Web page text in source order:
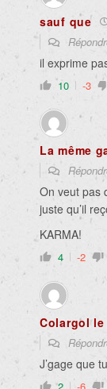
sauf que
il exprime
10 -3
La même
On veut pas
juste qu’il
KARMA!
4 -2
Colargol
J’gage que